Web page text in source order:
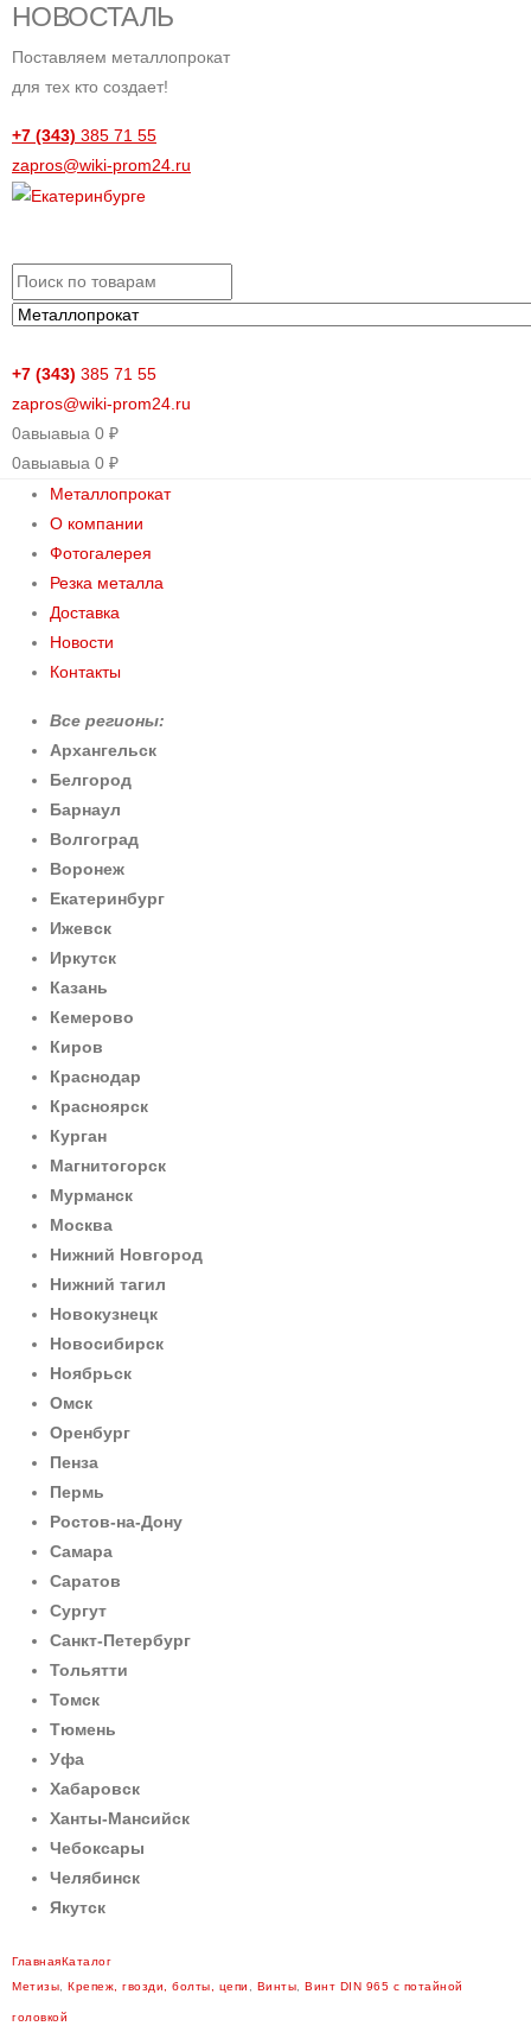
НОВОСТАЛЬ
Поставляем металлопрокат
для тех кто создает!
+7 (343) 385 71 55
zapros@wiki-prom24.ru
+7 (343) 385 71 55
zapros@wiki-prom24.ru
0авыавыа 0 ₽
0авыавыа 0 ₽
Металлопрокат
О компании
Фотогалерея
Резка металла
Доставка
Новости
Контакты
Все регионы:
Архангельск
Белгород
Барнаул
Волгоград
Воронеж
Екатеринбург
Ижевск
Иркутск
Казань
Кемерово
Киров
Краснодар
Красноярск
Курган
Магнитогорск
Мурманск
Москва
Нижний Новгород
Нижний тагил
Новокузнецк
Новосибирск
Ноябрьск
Омск
Оренбург
Пенза
Пермь
Ростов-на-Дону
Самара
Саратов
Сургут
Санкт-Петербург
Тольятти
Томск
Тюмень
Уфа
Хабаровск
Ханты-Мансийск
Чебоксары
Челябинск
Якутск
ГлавнаяКаталог
Метизы ,Крепеж, гвозди, болты, цепи Винты ,Винт DIN 965 с потайной
головкой